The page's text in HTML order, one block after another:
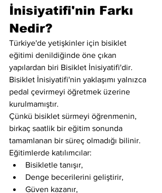
İnisiyatifi'nin Farkı
Nedir?
Türkiye'de yetişkinler için bisiklet
eğitimi denildiğinde öne çıkan
yapılardan biri Bisiklet İnisiyatifi'dir.
Bisiklet İnisiyatifi'nin yaklaşımı yalnızca
pedal çevirmeyi öğretmek üzerine
kurulmamıştır.
Çünkü bisiklet sürmeyi öğrenmenin,
birkaç saatlik bir eğitim sonunda
tamamlanan bir süreç olmadığı bilinir.
Eğitimlerde katılımcılar:
Bisikletle tanışır,
Denge becerilerini geliştirir,
Güven kazanır,